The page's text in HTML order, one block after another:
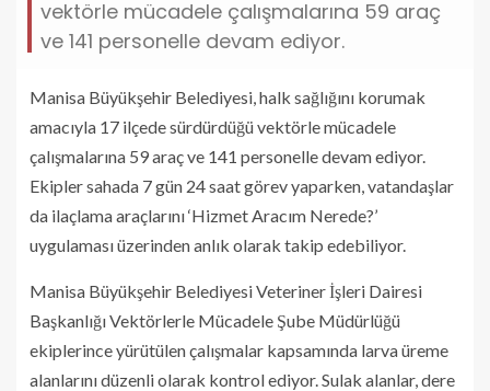
vektörle mücadele çalışmalarına 59 araç
ve 141 personelle devam ediyor.
Manisa Büyükşehir Belediyesi, halk sağlığını korumak
amacıyla 17 ilçede sürdürdüğü vektörle mücadele
çalışmalarına 59 araç ve 141 personelle devam ediyor.
Ekipler sahada 7 gün 24 saat görev yaparken, vatandaşlar
da ilaçlama araçlarını ‘Hizmet Aracım Nerede?’
uygulaması üzerinden anlık olarak takip edebiliyor.
Manisa Büyükşehir Belediyesi Veteriner İşleri Dairesi
Başkanlığı Vektörlerle Mücadele Şube Müdürlüğü
ekiplerince yürütülen çalışmalar kapsamında larva üreme
alanlarını düzenli olarak kontrol ediyor. Sulak alanlar, dere